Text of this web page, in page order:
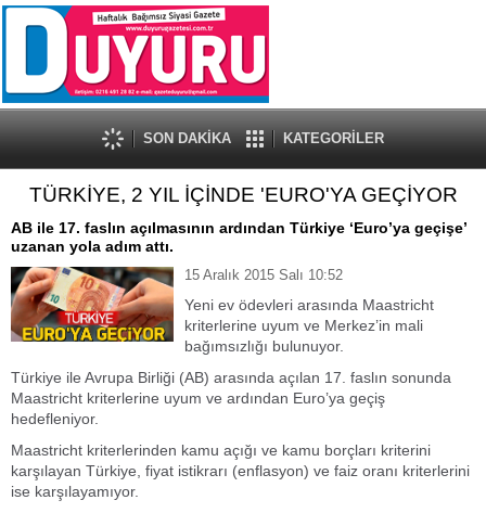
SON DAKİKA KATEGORİLER
TÜRKİYE, 2 YIL İÇİNDE 'EURO'YA GEÇİYOR
AB ile 17. faslın açılmasının ardından Türkiye ‘Euro’ya geçişe’
uzanan yola adım attı.
15 Aralık 2015 Salı 10:52
Yeni ev ödevleri arasında Maastricht
kriterlerine uyum ve Merkez’in mali
bağımsızlığı bulunuyor.
Türkiye ile Avrupa Birliği (AB) arasında açılan 17. faslın sonunda
Maastricht kriterlerine uyum ve ardından Euro’ya geçiş
hedefleniyor.
Maastricht kriterlerinden kamu açığı ve kamu borçları kriterini
karşılayan Türkiye, fiyat istikrarı (enflasyon) ve faiz oranı kriterlerini
ise karşılayamıyor.